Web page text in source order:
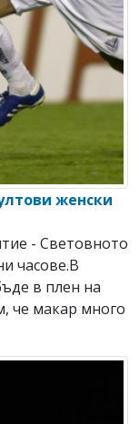
женски
- Световното
часове.В
в плен на
че макар много